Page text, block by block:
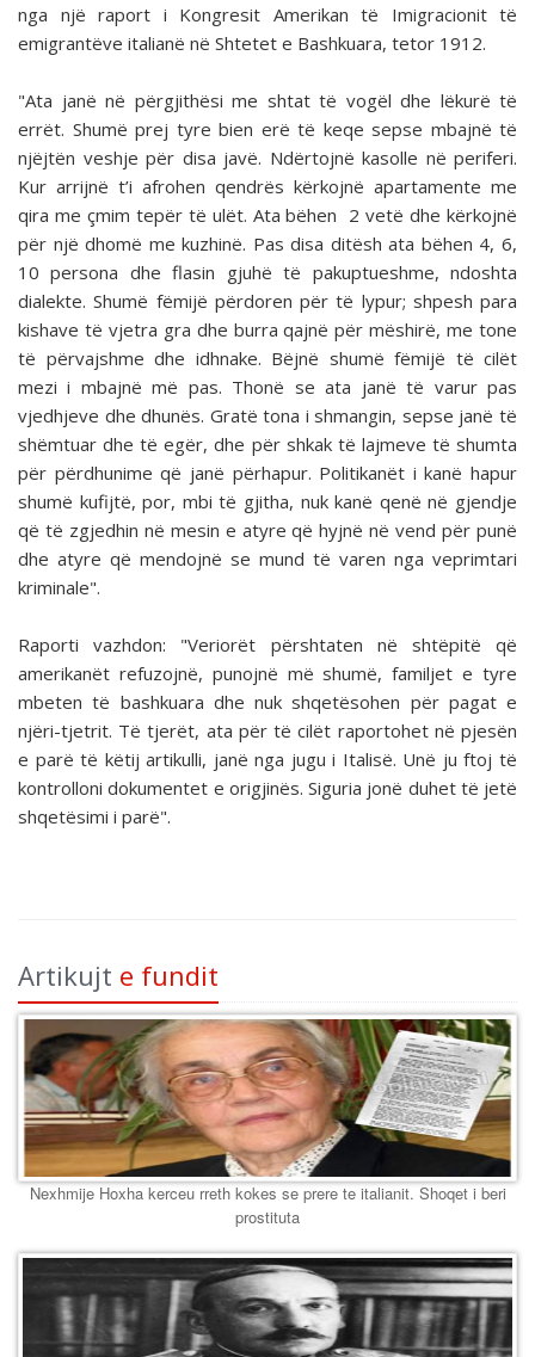
nga një raport i Kongresit Amerikan të Imigracionit të
emigrantëve italianë në Shtetet e Bashkuara, tetor 1912.
"Ata janë në përgjithësi me shtat të vogël dhe lëkurë të
errët. Shumë prej tyre bien erë të keqe sepse mbajnë të
njëjtën veshje për disa javë. Ndërtojnë kasolle në periferi.
Kur arrijnë t’i afrohen qendrës kërkojnë apartamente me
qira me çmim tepër të ulët. Ata bëhen 2 vetë dhe kërkojnë
për një dhomë me kuzhinë. Pas disa ditësh ata bëhen 4, 6,
10 persona dhe flasin gjuhë të pakuptueshme, ndoshta
dialekte. Shumë fëmijë përdoren për të lypur; shpesh para
kishave të vjetra gra dhe burra qajnë për mëshirë, me tone
të përvajshme dhe idhnake. Bëjnë shumë fëmijë të cilët
mezi i mbajnë më pas. Thonë se ata janë të varur pas
vjedhjeve dhe dhunës. Gratë tona i shmangin, sepse janë të
shëmtuar dhe të egër, dhe për shkak të lajmeve të shumta
për përdhunime që janë përhapur. Politikanët i kanë hapur
shumë kufijtë, por, mbi të gjitha, nuk kanë qenë në gjendje
që të zgjedhin në mesin e atyre që hyjnë në vend për punë
dhe atyre që mendojnë se mund të varen nga veprimtari
kriminale".
Raporti vazhdon: "Veriorët përshtaten në shtëpitë që
amerikanët refuzojnë, punojnë më shumë, familjet e tyre
mbeten të bashkuara dhe nuk shqetësohen për pagat e
njëri-tjetrit. Të tjerët, ata për të cilët raportohet në pjesën
e parë të këtij artikulli, janë nga jugu i Italisë. Unë ju ftoj të
kontrolloni dokumentet e origjinës. Siguria jonë duhet të jetë
shqetësimi i parë".
Artikujt e fundit
Nexhmije Hoxha kerceu rreth kokes se prere te italianit. Shoqet i beri
prostituta